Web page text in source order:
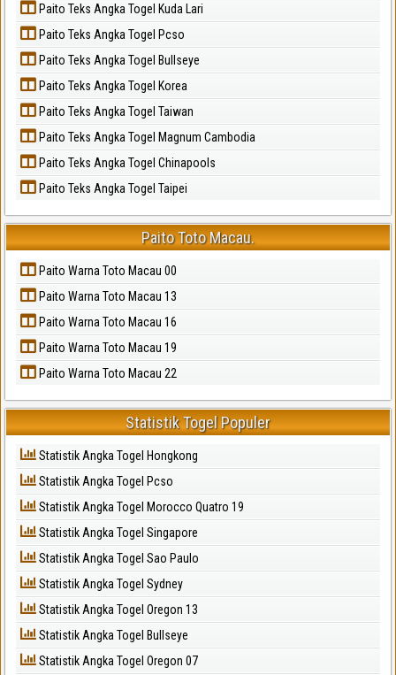
Paito Teks Angka Togel Kuda Lari
Paito Teks Angka Togel Pcso
Paito Teks Angka Togel Bullseye
Paito Teks Angka Togel Korea
Paito Teks Angka Togel Taiwan
Paito Teks Angka Togel Magnum Cambodia
Paito Teks Angka Togel Chinapools
Paito Teks Angka Togel Taipei
Paito Toto Macau.
Paito Warna Toto Macau 00
Paito Warna Toto Macau 13
Paito Warna Toto Macau 16
Paito Warna Toto Macau 19
Paito Warna Toto Macau 22
Statistik Togel Populer
Statistik Angka Togel Hongkong
Statistik Angka Togel Pcso
Statistik Angka Togel Morocco Quatro 19
Statistik Angka Togel Singapore
Statistik Angka Togel Sao Paulo
Statistik Angka Togel Sydney
Statistik Angka Togel Oregon 13
Statistik Angka Togel Bullseye
Statistik Angka Togel Oregon 07